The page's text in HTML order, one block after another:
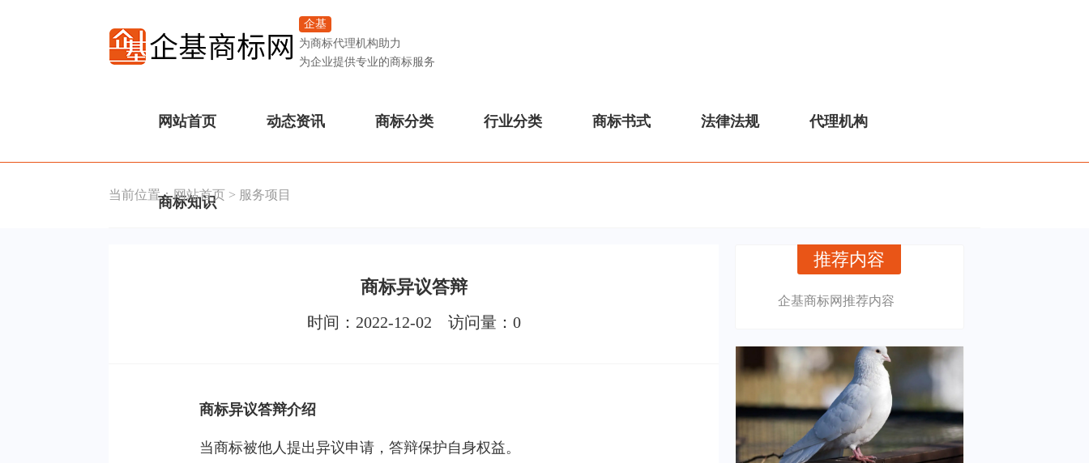
企基
为商标代理机构助力
为企业提供专业的商标服务
网站首页 动态资讯 商标分类 行业分类 商标书式 法律法规 代理机构
商标知识
当前位置：网站首页 > 服务项目
商标异议答辩
时间：2022-12-02 访问量： 0
商标异议答辩介绍
当商标被他人提出异议申请，答辩保护自身权益。
推荐内容
企基商标网推荐内容